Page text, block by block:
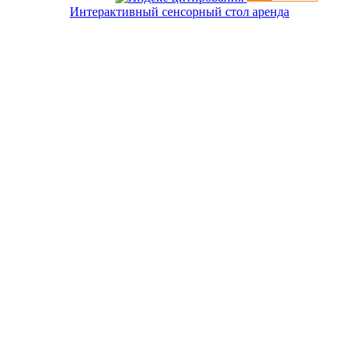
Интерактивный сенсорный стол аренда